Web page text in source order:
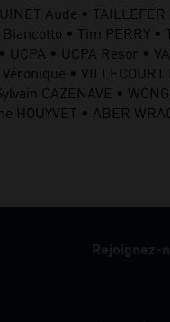
Aude •
• Tim PERRY •
• UCPA Resor •
• VILLECOURT
CAZENAVE •
HOUYVET • ABER
Rejoignez-